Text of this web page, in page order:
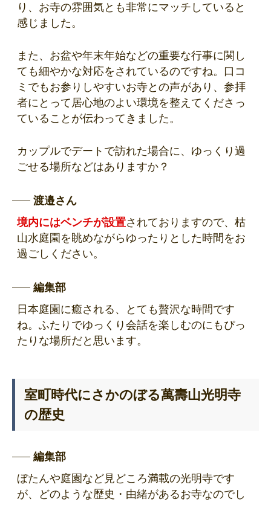
り、お寺の雰囲気とも非常にマッチしていると
感じました。
また、お盆や年末年始などの重要な行事に関し
ても細やかな対応をされているのですね。口コ
ミでもお参りしやすいお寺との声があり、参拝
者にとって居心地のよい環境を整えてくださっ
ていることが伝わってきました。
カップルでデートで訪れた場合に、ゆっくり過
ごせる場所などはありますか？
渡邉さん
境内にはベンチが設置されておりますので、枯
山水庭園を眺めながらゆったりとした時間をお
過ごしください。
編集部
日本庭園に癒される、とても贅沢な時間です
ね。ふたりでゆっくり会話を楽しむのにもぴっ
たりな場所だと思います。
室町時代にさかのぼる萬壽山光明寺
の歴史
編集部
ぼたんや庭園など見どころ満載の光明寺です
が、どのような歴史・由緒があるお寺なのでし